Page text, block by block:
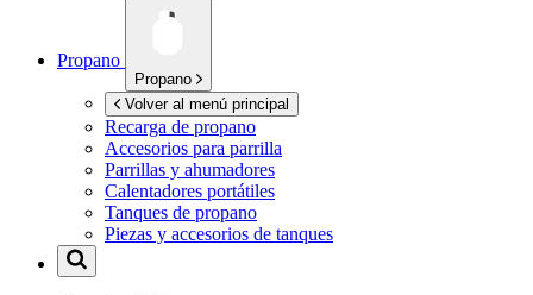
Propano
Propano
Volver al menú principal
Recarga de propano
Accesorios para parrilla
Parrillas y ahumadores
Calentadores portátiles
Tanques de propano
Piezas y accesorios de tanques